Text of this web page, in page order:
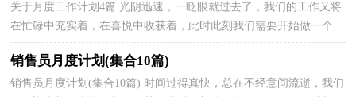
关于月度工作计划4篇 光阴迅速，一眨眼就过去了，我们的工作又将
在忙碌中充实着，在喜悦中收获着，此时此刻我们需要开始做一个计
划。那么我们该怎么去写计划呢？以下是小编精心整理的...
销售员月度计划(集合10篇)
销售员月度计划(集合10篇) 时间过得真快，总在不经意间流逝，我们